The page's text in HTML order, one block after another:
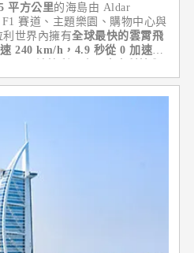
平方公里的海島由 Aldar
賽道、主題樂園、購物中心與
利世界內擁有全球最快的雲霄飛
240 km/h，4.9 秒從 0 加速到
必訪的朝聖地。